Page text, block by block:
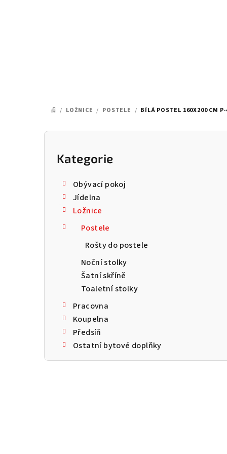
DOMŮ
/ LOŽNICE / POSTELE / BÍLÁ POSTEL 160X200 CM
P
Přeskočit
kategorie
Kategorie
Obývací pokoj
Jídelna
Ložnice
Postele
Rošty do postele
Noční stolky
Šatní skříně
Toaletní stolky
Pracovna
Koupelna
Předsíň
Ostatní bytové doplňky